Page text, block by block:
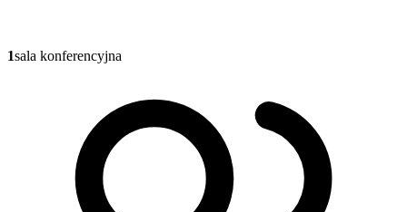
1sala konferencyjna